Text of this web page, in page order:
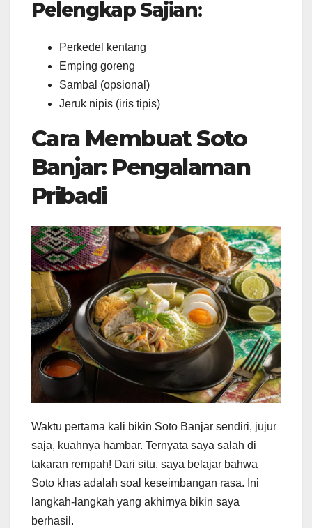
Pelengkap Sajian:
Perkedel kentang
Emping goreng
Sambal (opsional)
Jeruk nipis (iris tipis)
Cara Membuat Soto
Banjar: Pengalaman
Pribadi
Waktu pertama kali bikin Soto Banjar sendiri, jujur
saja, kuahnya hambar. Ternyata saya salah di
takaran rempah! Dari situ, saya belajar bahwa
Soto khas adalah soal keseimbangan rasa. Ini
langkah-langkah yang akhirnya bikin saya
berhasil.